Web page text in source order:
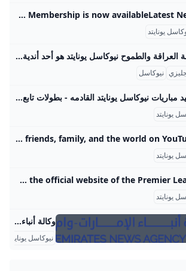
Newcastle United - Home The official website of Newcastle United Football Club. Get the latest news, fixtures and results, tickets, hospitality and membership information. The 2025/26 Mags Membership is now availableLatest News
يونايتد
نيوكاسل يونايتد: قصة العراقة والطموح نيوكاسل يونايتد هو أحد أندية كرة القدم الإنجليزية العريقة، ويقع مقره في مدينة نيوكاسل أبون تاين بشمال إنجلترا. تأسس النادي عام 1892، ويشتهر بلقبه “الماجبيز” بسبب ألوان زيه التقليدية بالأبيض والأسود. يتمتع نيوكاسل يونايتد بجماهيرية كبيرة وشغف كبير من مشجعيه الذين يساندونه في جميع المباريات، سواء المحلية في الدوري الإنجليزي الممتاز أو في البطولات الأوروبية. ملعب النادي المعروف باسم “سانت جيمس بارك” هو معقل الفريق، ويعد من أكثر الملاعب شهرة في إنجلترا.
نيوكاسل
مواعيد مباريات نيوكاسل يونايتد القادمه - بطولات تابع مواعيد مباريات نيوكاسل يونايتد القادمه فى الدوري الإنجليزي ليدز يونايتدالسبت , 30 أغسطس 202507:30 منيوكاسل يونايتدنيوكاسل يونايتدالسبت , 13 سبتمبر 202505:00 مولفرهامبتونبورنموثالسبت , 20 سبتمبر 202505:00 منيوكاسل يونايتدنيوكاسل يونايتدالاحد , 28 سبتمبر 202506:30 مآرسنالنيوكاسل يونايتدالاحد , 5 أكتوبر 202504:00 منوتينجهام فورستبرايتونالسبت , 18 أكتوبر 202505:00 منيوكاسل يونايتدنيوكاسل يونايتدالسبت , 25 أكتوبر 202505:00 مفولهاموست هام يونايتدالسبت , 1 نوفمبر 202506:00 منيوكاسل يونايتدبرينتفوردالسبت , 8 نوفمبر 202506:00 منيوكاسل يونايتدنيوكاسل يونايتدالسبت , 22 نوفمبر 202506:00 ممانشستر سيتيإيفرتونالسبت , 29 نوفمبر 202506:00 منيوكاسل يونايتدنيوكاسل يونايتدالأربعاء , 3 ديسمبر 202511:00 متوتنهام هوتسبرنيوكاسل يونايتدالسبت , 6 ديسمبر 202506:00 مبيرنليسندرلاندالسبت , 13 ديسمبر 202506:00 منيوكاسل يونايتدنيوكاسل يونايتدالسبت , 20 ديسمبر 202506:00 متشيلسيمانشستر يونايتدالسبت , 27 ديسمبر 202506:00 منيوكاسل يونايتدبيرنليالثلاثاء , 30 ديسمبر 202511:00 منيوكاسل يونايتدنيوكاسل يونايتدالسبت , 3 يناير 202606:00 مكريستال بالاسنيوكاسل يونايتدالأربعاء , 7 يناير 202611:00 مليدز يونايتدولفرهامبتونالسبت , 17 يناير 202606:00 منيوكاسل يونايتدنيوكاسل يونايتدالسبت , 24 يناير 202606:00 مأستون فيلاليفربولالسبت , 31 يناير 202606:00 منيوكاسل يونايتدنيوكاسل يونايتدالسبت , 7 فبراير 202606:00 مبرينتفوردتوتنهام هوتسبرالأربعاء , 11 فبراير 202611:00 منيوكاسل يونايتدمانشستر سيتيالسبت , 21 فبراير 202606:00 منيوكاسل يونايتد
يونايتد
- YouTube Enjoy the videos and music you love, upload original content, and share it all with friends, family, and the world on YouTube.
يونايتد
Newcastle United Squad Information 2025/26 Premier League View Newcastle United squad and player information on the official website of the Premier League.
يونايتد
وكالة أنباء الإمارات
نيوكاسل يونايتد